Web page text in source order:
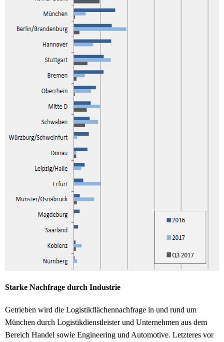
Starke Nachfrage durch Industrie
Getrieben wird die Logistikflächennachfrage in und rund um
München durch Logistikdienstleister und Unternehmen aus dem
Bereich Handel sowie Engineering und Automotive. Letzteres vor